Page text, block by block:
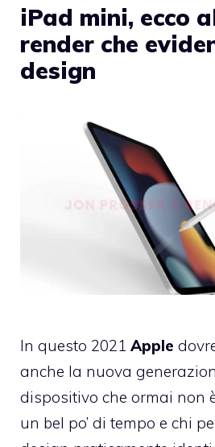
iPad mini, ecco
render che
design
In questo 2021 Apple
anche la nuova
dispositivo che ormai non
un bel po’ di tempo e chi